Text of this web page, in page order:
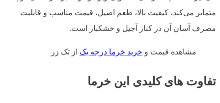
متمایز می‌کند، کیفیت بالا، طعم اصیل، قیمت مناسب و قابلیت
مصرف آسان آن در کنار آجیل و خشکبار است.
مشاهده قیمت و خرید خرما درجه یک از تک زر
تفاوت های کلیدی این خرما